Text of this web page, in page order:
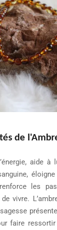
de
aide
les
vivre.
faire